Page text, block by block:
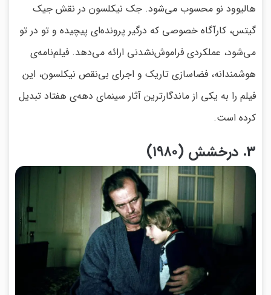
هالیوود نو محسوب می‌شود. جک نیکلسون در نقش جیک
گیتس، کارآگاه خصوصی که درگیر پرونده‌ای پیچیده و تو در تو
می‌شود، عملکردی فراموش‌نشدنی ارائه می‌دهد. فیلم‌نامه‌ی
هوشمندانه، فضاسازی تاریک و اجرای بی‌نقص نیکلسون، این
فیلم را به یکی از ماندگارترین آثار سینمای دهه‌ی هفتاد تبدیل
کرده است.
3. درخشش (۱۹۸۰)